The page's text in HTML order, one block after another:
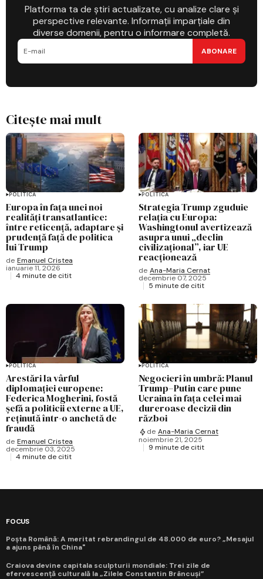
Platforma ta de știri actualizate, cu analize clare și
perspective relevante. Informații imparțiale din
diverse domenii, pentru o informare completă.
ABONARE
Citește mai mult
POLITICĂ
Europa în fața unei noi
realități transatlantice:
între reticență, adaptare și
prudență față de politica
lui Trump
de Emanuel Cristea
ianuarie 11, 2026
4 minute de citit
POLITICĂ
Strategia Trump zguduie
relația cu Europa:
Washingtonul avertizează
asupra unui „declin
civilizațional”, iar UE
reacționează
de Ana-Maria Cernat
decembrie 07, 2025
5 minute de citit
POLITICĂ
Arestări la vârful
diplomației europene:
Federica Mogherini, fostă
șefă a politicii externe a UE,
reținută într-o anchetă de
fraudă
de Emanuel Cristea
decembrie 03, 2025
4 minute de citit
POLITICĂ
Negocieri în umbră: Planul
Trump–Putin care pune
Ucraina în fața celei mai
dureroase decizii din
război
de Ana-Maria Cernat
noiembrie 21, 2025
9 minute de citit
FOCUS
Poșta Română: A meritat rebrandingul de 48.000 de euro? „Mesajul
a ajuns până în China"
Craiova devine capitala sculpturii mondiale: Trei zile de
efervescență culturală la „Zilele Constantin Brâncuși”